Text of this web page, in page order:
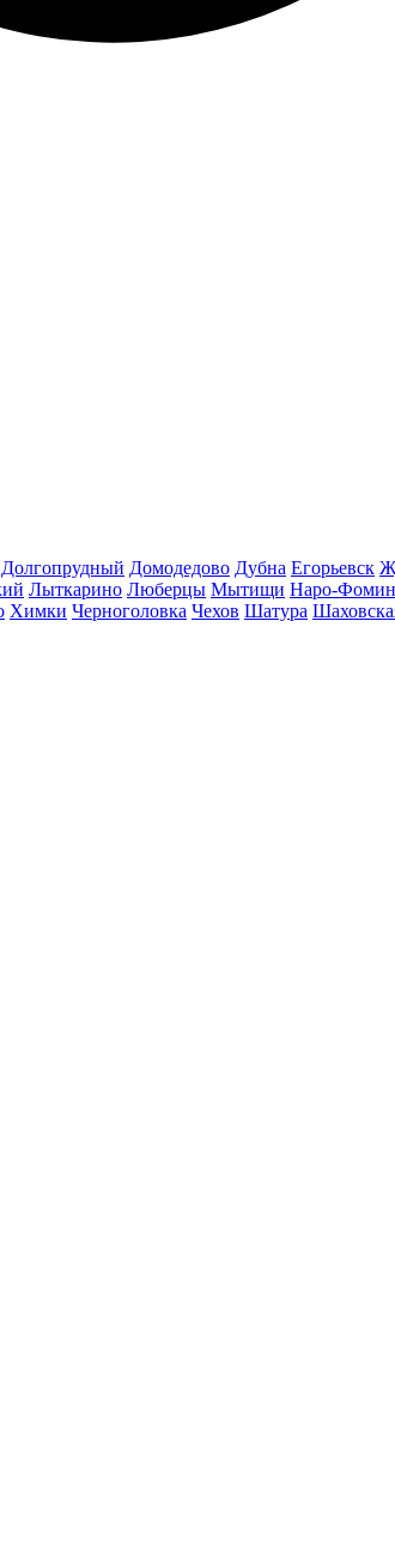
Долгопрудный Домодедово Дубна Егорьевск
Лыткарино Люберцы Мытищи Наро-
Химки Черноголовка Чехов Шатура